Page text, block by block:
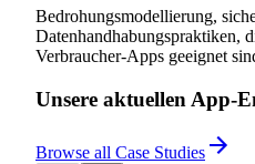
Bedrohungsmodellierung,
Datenhandhabungspraktiken,
Verbraucher-Apps geeignet
Unsere aktuellen App-
Browse all Case Studies